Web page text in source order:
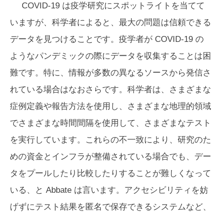
COVID-19 は疫学研究にスポットライトを当てて
いますが、科学者によると、最大の問題は信頼できる
データを見つけることです。疫学者が COVID-19 の
ようなパンデミックの際にデータを収集することは困
難です。特に、情報が多数の異なるソースから発信さ
れている場合はなおさらです。科学者は、さまざまな
症例定義や報告方法を使用し、さまざまな地理的領域
でさまざまな時間間隔を使用して、さまざまなテスト
を実行しています。これらの不一致により、研究のた
めの資金とインフラが整備されている場合でも、デー
タをプールしたり比較したりすることが難しくなって
いる、と Abbate は言います。アクセシビリティを妨
げずにテスト結果を匿名で保存できるシステムなど、